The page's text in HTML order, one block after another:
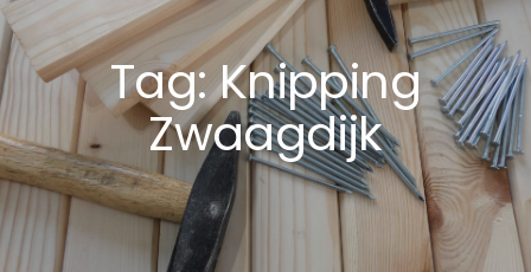
Tag: Knipping
Zwaagdijk